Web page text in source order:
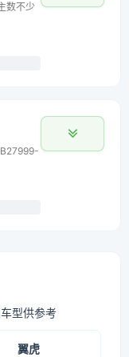
数不少
型供参考
翼虎